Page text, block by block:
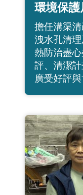
環境保
擔任溝渠
洩水孔清
熱防治盡
評、清潔
廣受好評